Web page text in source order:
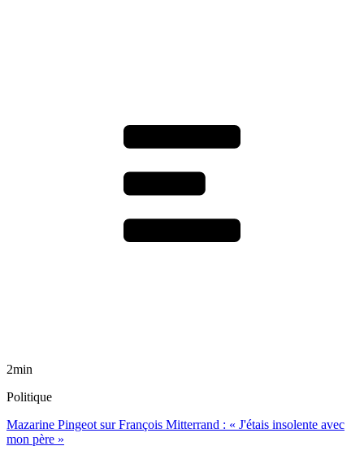
2min
Politique
Mazarine Pingeot sur François Mitterrand : « J'étais insolente avec
mon père »